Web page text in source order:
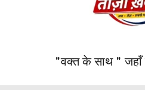
"वक्त के साथ "